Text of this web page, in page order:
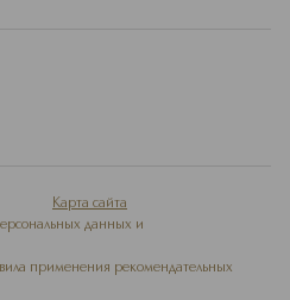
Карта сайта
данных и
применения рекомендательных